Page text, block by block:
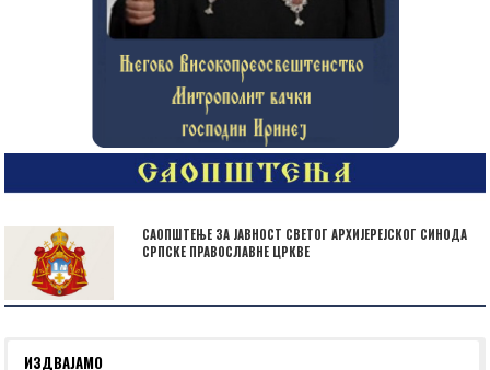
САОПШТЕЊЕ ЗА ЈАВНОСТ СВЕТОГ АРХИЈЕРЕЈСКОГ СИНОДА
СРПСКЕ ПРАВОСЛАВНЕ ЦРКВЕ
ИЗДВАЈАМО